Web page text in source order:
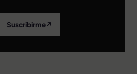
Suscribirme↗